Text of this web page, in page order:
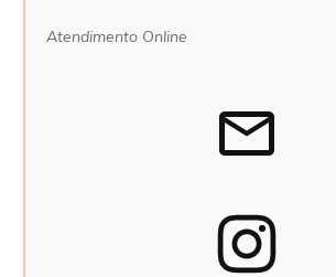
Atendimento Online